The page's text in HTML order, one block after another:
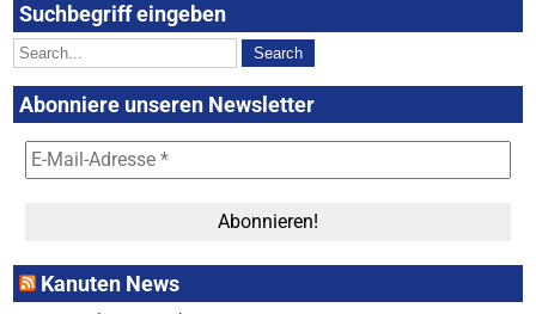
Suchbegriff eingeben
Abonniere unseren Newsletter
Kanuten News